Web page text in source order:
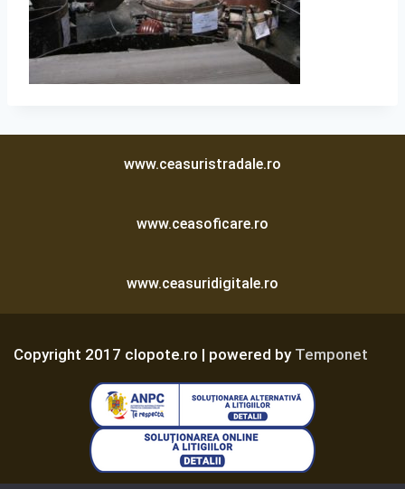
www.ceasuristradale.ro
www.ceasoficare.ro
www.ceasuridigitale.ro
Copyright 2017 clopote.ro | powered by Temponet